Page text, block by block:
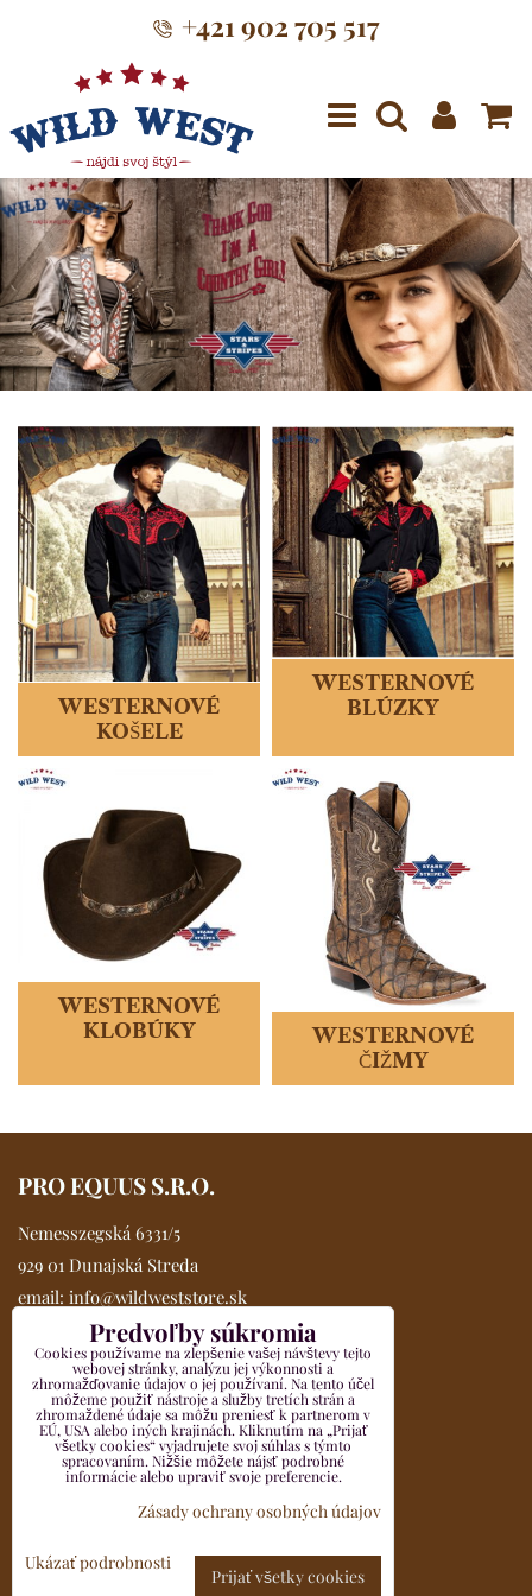
+421 902 705 517
Menu
WESTERNOVÉ
KOŠELE
WESTERNOVÉ
BLÚZKY
WESTERNOVÉ
KLOBÚKY
WESTERNOVÉ
ČIŽMY
PRO EQUUS S.R.O.
Nemesszegská 6331/5
929 01 Dunajská Streda
email: info@wildweststore.sk
0902 705 517
Kompletné údaje >>
VŠETKO O NÁKUPE
Obchodné podmienky
Reklamačný formulár
Odstúpenie od zmluvy pre spotrebiteľov
Predvoľby súkromia
Cookies používame na zlepšenie vašej návštevy tejto
webovej stránky, analýzu jej výkonnosti a
zhromažďovanie údajov o jej používaní. Na tento účel
môžeme použiť nástroje a služby tretích strán a
zhromaždené údaje sa môžu preniesť k partnerom v
EÚ, USA alebo iných krajinách. Kliknutím na „Prijať
všetky cookies“ vyjadrujete svoj súhlas s týmto
spracovaním. Nižšie môžete nájsť podrobné
informácie alebo upraviť svoje preferencie.
Zásady ochrany osobných údajov
Ukázať podrobnosti
Prijať všetky cookies